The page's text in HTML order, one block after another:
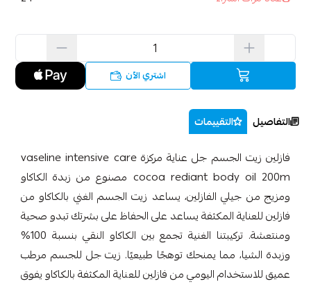
اشتري الآن
التفاصيل التقييمات
فازلين زيت الجسم جل عناية مركزة vaseline intensive care
cocoa rediant body oil 200m مصنوع من زبدة الكاكاو
ومزيج من جيلي الفازلين، يساعد زيت الجسم الغني بالكاكاو من
فازلين للعناية المكثفة يساعد على الحفاظ على بشرتك تبدو صحية
ومنتعشة. تركيبتنا الغنية تجمع بين الكاكاو النقي بنسبة 100%
وزبدة الشيا، مما يمنحك توهجًا طبيعيًا. زيت جل للجسم مرطب
عميق للاستخدام اليومي من فازلين للعناية المكثفة بالكاكاو يفوق